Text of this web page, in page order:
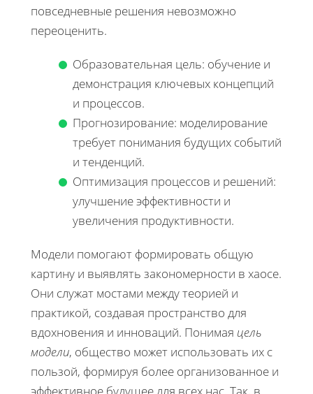
повседневные решения невозможно
переоценить.
Образовательная цель: обучение и
демонстрация ключевых концепций
и процессов.
Прогнозирование: моделирование
требует понимания будущих событий
и тенденций.
Оптимизация процессов и решений:
улучшение эффективности и
увеличения продуктивности.
Модели помогают формировать общую
картину и выявлять закономерности в хаосе.
Они служат мостами между теорией и
практикой, создавая пространство для
вдохновения и инноваций. Понимая цель
модели, общество может использовать их с
пользой, формируя более организованное и
эффективное будущее для всех нас. Так, в